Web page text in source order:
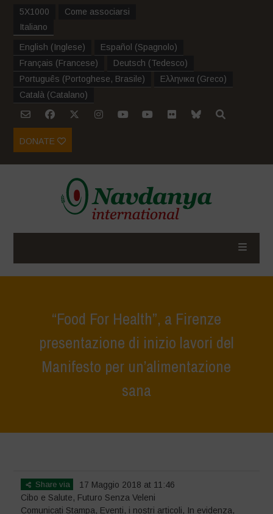
5X1000
Come associarsi
Italiano
English (Inglese) Español (Spagnolo)
Français (Francese) Deutsch (Tedesco)
Português (Portoghese, Brasile) Ελληνικα (Greco)
Català (Catalano)
DONATE
“Food For Health”, a Firenze
presentazione di inizio lavori del
Manifesto per un’alimentazione
sana
Share via
17 Maggio 2018 at 11:46
Cibo e Salute, Futuro Senza Veleni
Comunicati Stampa, Eventi, i nostri articoli, In evidenza,